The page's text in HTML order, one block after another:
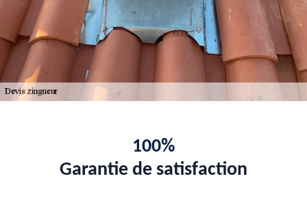
100%
Garantie de satisfaction